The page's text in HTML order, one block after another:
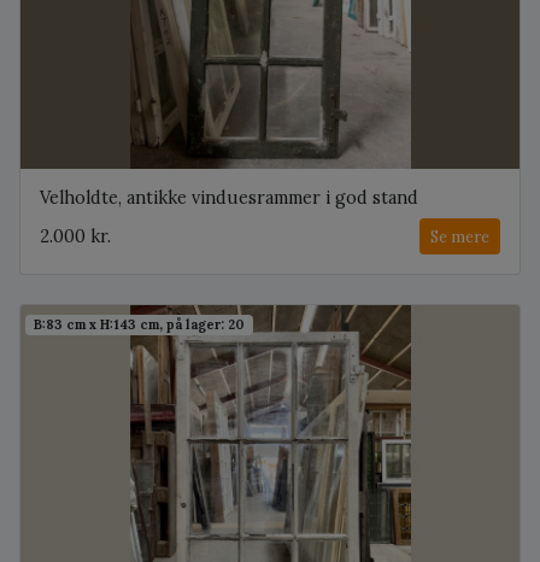
Velholdte, antikke vinduesrammer i god stand
2.000 kr.
Se mere
B:83 cm x H:143 cm, på lager: 20